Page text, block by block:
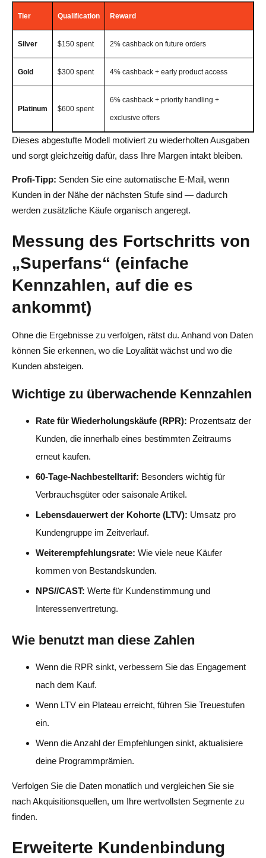
Tier Qualification Reward
Silver $150 spent 2% cashback on future orders
Gold $300 spent 4% cashback + early product access
Platinum $600 spent
6% cashback + priority handling +
exclusive offers
Dieses abgestufte Modell motiviert zu wiederholten Ausgaben
und sorgt gleichzeitig dafür, dass Ihre Margen intakt bleiben.
Profi-Tipp: Senden Sie eine automatische E-Mail, wenn
Kunden in der Nähe der nächsten Stufe sind — dadurch
werden zusätzliche Käufe organisch angeregt.
Messung des Fortschritts von
„Superfans“ (einfache
Kennzahlen, auf die es
ankommt)
Ohne die Ergebnisse zu verfolgen, rätst du. Anhand von Daten
können Sie erkennen, wo die Loyalität wächst und wo die
Kunden absteigen.
Wichtige zu überwachende Kennzahlen
Rate für Wiederholungskäufe (RPR): Prozentsatz der
Kunden, die innerhalb eines bestimmten Zeitraums
erneut kaufen.
60-Tage-Nachbestelltarif: Besonders wichtig für
Verbrauchsgüter oder saisonale Artikel.
Lebensdauerwert der Kohorte (LTV): Umsatz pro
Kundengruppe im Zeitverlauf.
Weiterempfehlungsrate: Wie viele neue Käufer
kommen von Bestandskunden.
NPS//CAST: Werte für Kundenstimmung und
Interessenvertretung.
Wie benutzt man diese Zahlen
Wenn die RPR sinkt, verbessern Sie das Engagement
nach dem Kauf.
Wenn LTV ein Plateau erreicht, führen Sie Treuestufen
ein.
Wenn die Anzahl der Empfehlungen sinkt, aktualisiere
deine Programmprämien.
Verfolgen Sie die Daten monatlich und vergleichen Sie sie
nach Akquisitionsquellen, um Ihre wertvollsten Segmente zu
finden.
Erweiterte Kundenbindung